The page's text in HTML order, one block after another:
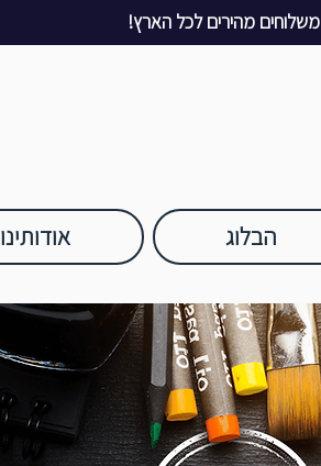
משלוחים מהירים לכל הארץ!
הבלוג אודותינו